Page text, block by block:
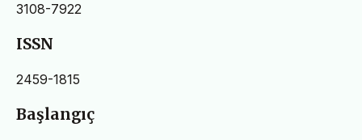
3108-7922
ISSN
2459-1815
Başlangıç